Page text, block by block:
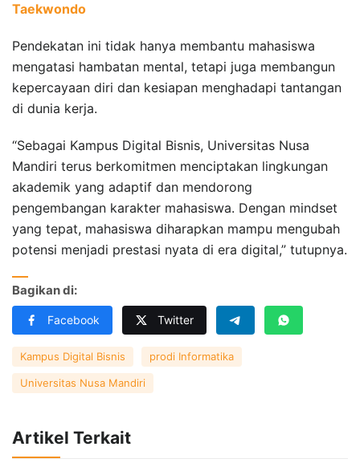
Taekwondo
Pendekatan ini tidak hanya membantu mahasiswa
mengatasi hambatan mental, tetapi juga membangun
kepercayaan diri dan kesiapan menghadapi tantangan
di dunia kerja.
“Sebagai Kampus Digital Bisnis, Universitas Nusa
Mandiri terus berkomitmen menciptakan lingkungan
akademik yang adaptif dan mendorong
pengembangan karakter mahasiswa. Dengan mindset
yang tepat, mahasiswa diharapkan mampu mengubah
potensi menjadi prestasi nyata di era digital,” tutupnya.
Bagikan di:
Facebook Twitter
Kampus Digital Bisnis prodi Informatika
Universitas Nusa Mandiri
Artikel Terkait